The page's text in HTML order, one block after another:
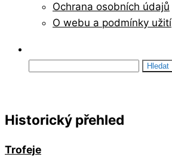
Ochrana osobních údajů
O webu a podmínky užití
Historický přehled
Trofeje